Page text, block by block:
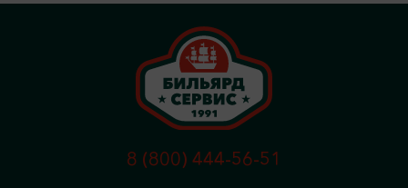
8 (800) 444-56-51